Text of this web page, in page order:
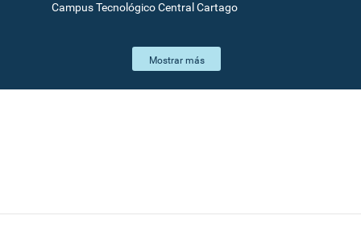
Campus Tecnológico Central Cartago